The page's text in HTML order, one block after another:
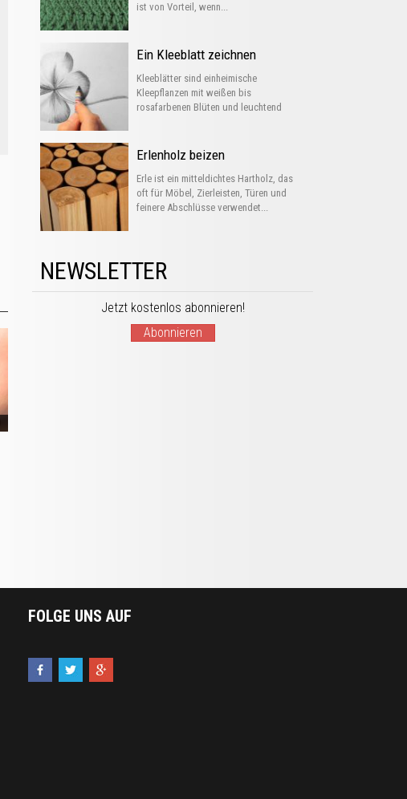
ist von Vorteil, wenn...
Ein Kleeblatt zeichnen
Kleeblätter sind einheimische
Kleepflanzen mit weißen bis
rosafarbenen Blüten und leuchtend
Erlenholz beizen
Erle ist ein mitteldichtes Hartholz, das
oft für Möbel, Zierleisten, Türen und
feinere Abschlüsse verwendet...
NEWSLETTER
Jetzt kostenlos abonnieren!
Abonnieren
FOLGE UNS AUF